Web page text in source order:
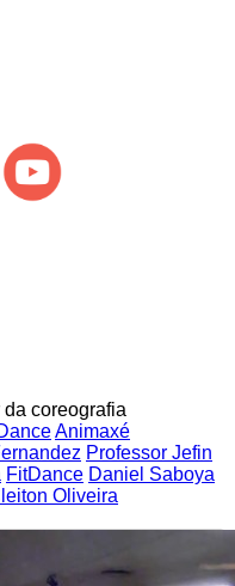
coreografia
Animaxé
Professor Jefin
FitDance Daniel Saboya
Oliveira